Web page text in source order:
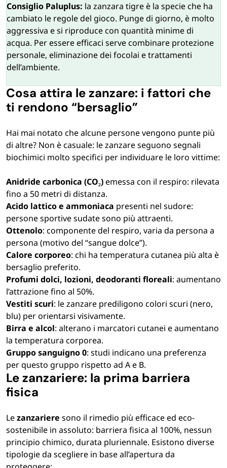
Consiglio Paluplus: la zanzara tigre è la specie che ha
cambiato le regole del gioco. Punge di giorno, è molto
aggressiva e si riproduce con quantità minime di
acqua. Per essere efficaci serve combinare protezione
personale, eliminazione dei focolai e trattamenti
dell’ambiente.
Cosa attira le zanzare: i fattori che
ti rendono “bersaglio”
Hai mai notato che alcune persone vengono punte più
di altre? Non è casuale: le zanzare seguono segnali
biochimici molto specifici per individuare le loro vittime:
Anidride carbonica (CO₂)emessa con il respiro: rilevata
fino a 50 metri di distanza.
Acido lattico e ammoniaca presenti nel sudore:
persone sportive sudate sono più attraenti.
Ottenolo: componente del respiro, varia da persona a
persona (motivo del “sangue dolce”).
Calore corporeo: chi ha temperatura cutanea più alta è
bersaglio preferito.
Profumi dolci, lozioni, deodoranti floreali: aumentano
l’attrazione fino al 50%.
Vestiti scuri: le zanzare prediligono colori scuri (nero,
blu) per orientarsi visivamente.
Birra e alcol: alterano i marcatori cutanei e aumentano
la temperatura corporea.
Gruppo sanguigno 0: studi indicano una preferenza
per questo gruppo rispetto ad A e B.
Le zanzariere: la prima barriera
fisica
Lezanzariere sono il rimedio più efficace ed eco-
sostenibile in assoluto: barriera fisica al 100%, nessun
principio chimico, durata pluriennale. Esistono diverse
tipologie da scegliere in base all’apertura da